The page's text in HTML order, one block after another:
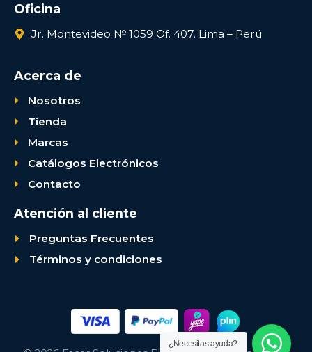
Oficina
Jr. Montevideo № 1059 Of. 407. Lima – Perú
Acerca de
Nosotros
Tienda
Marcas
Catálogos Electrónicos
Contacto
Atención al cliente
Preguntas Frecuentes
Términos y condiciones
¿Necesitas ayuda?